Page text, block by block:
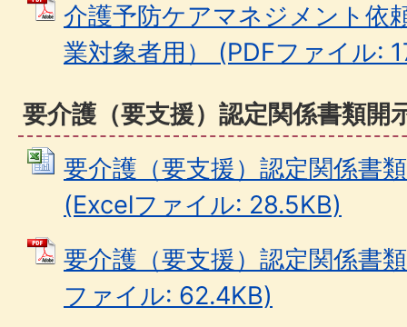
介護予防ケアマネジメント依
業対象者用） (PDFファイル:
要介護（要支援）認定関係書類開
要介護（要支援）認定関係書
(Excelファイル: 28.5KB)
要介護（要支援）認定関係書
ファイル: 62.4KB)